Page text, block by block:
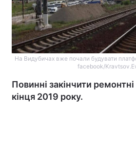
На Видубичах вже почали будувати
facebook/
Повинні закінчити
кінця 2019 року.